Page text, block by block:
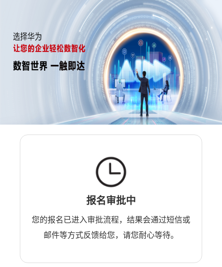
报名审批中
您的报名已进入审批流程，结果会通过短信或
邮件等方式反馈给您，请您耐心等待。